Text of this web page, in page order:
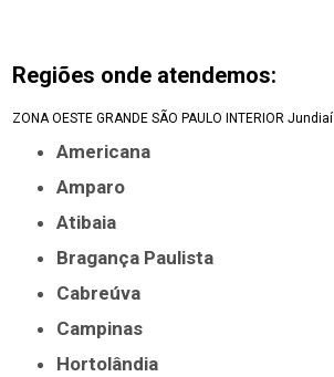
Regiões onde atendemos:
ZONA OESTE GRANDE SÃO PAULO INTERIOR Jundiaí
Americana
Amparo
Atibaia
Bragança Paulista
Cabreúva
Campinas
Hortolândia